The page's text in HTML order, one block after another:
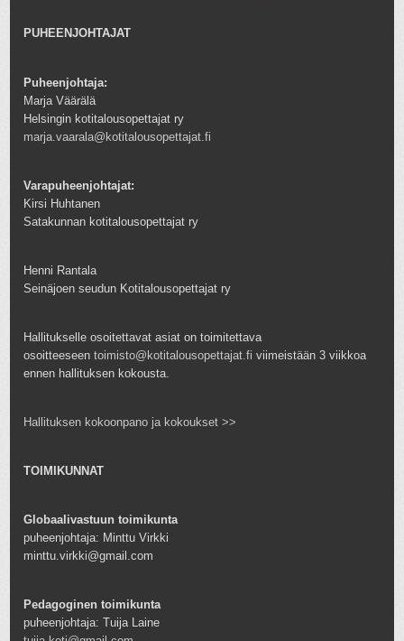
PUHEENJOHTAJAT
Puheenjohtaja:
Marja Väärälä
Helsingin kotitalousopettajat ry
marja.vaarala@kotitalousopettajat.fi
Varapuheenjohtajat:
Kirsi Huhtanen
Satakunnan kotitalousopettajat ry
Henni Rantala
Seinäjoen seudun Kotitalousopettajat ry
Hallitukselle osoitettavat asiat on toimitettava
osoitteeseentoimisto@kotitalousopettajat.fi viimeistään 3 viikkoa
ennen hallituksen kokousta.
Hallituksen kokoonpano ja kokoukset >>
TOIMIKUNNAT
Globaalivastuun toimikunta
puheenjohtaja: Minttu Virkki
minttu.virkki@gmail.com
Pedagoginen toimikunta
puheenjohtaja: Tuija Laine